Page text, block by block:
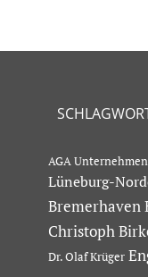
AGA
Lüneburg-
Bremerhaven
Christoph
Dr. Olaf Krüger